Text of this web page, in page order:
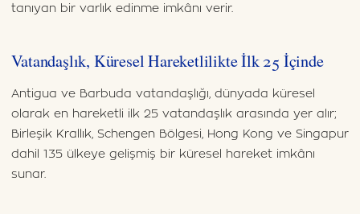
tanıyan bir varlık edinme imkânı verir.
Vatandaşlık, Küresel Hareketlilikte İlk 25 İçinde
Antigua ve Barbuda vatandaşlığı, dünyada küresel
olarak en hareketli ilk 25 vatandaşlık arasında yer alır;
Birleşik Krallık, Schengen Bölgesi, Hong Kong ve Singapur
dahil 135 ülkeye gelişmiş bir küresel hareket imkânı
sunar.